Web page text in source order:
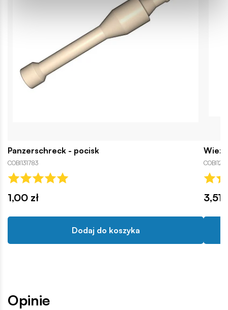
Panzerschreck - pocisk
COBI131783
1,00 zł
Dodaj do koszyka
3,51
Opinie